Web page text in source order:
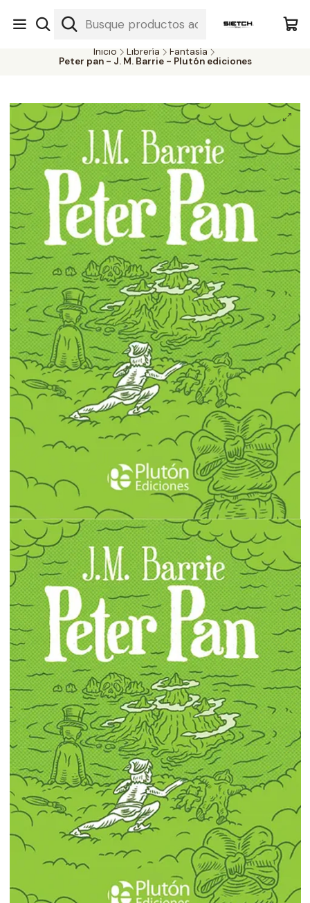
Nuestra librería - Serrano 317 local 3 - Limache.
#SomospartedelSietch
Inicio Librería
Fantasía
Peter pan - J. M. Barrie - Plutón ediciones